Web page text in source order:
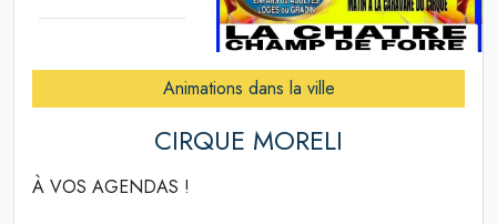
Animations dans la ville
CIRQUE MORELI
À VOS AGENDAS !